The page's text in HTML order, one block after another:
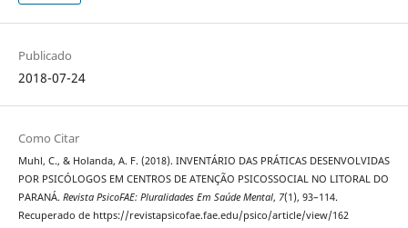
Publicado
2018-07-24
Como Citar
Muhl, C., & Holanda, A. F. (2018). INVENTÁRIO DAS PRÁTICAS DESENVOLVIDAS
POR PSICÓLOGOS EM CENTROS DE ATENÇÃO PSICOSSOCIAL NO LITORAL DO
PARANÁ. Revista PsicoFAE: Pluralidades Em Saúde Mental, 7(1), 93–114.
Recuperado de https://revistapsicofae.fae.edu/psico/article/view/162